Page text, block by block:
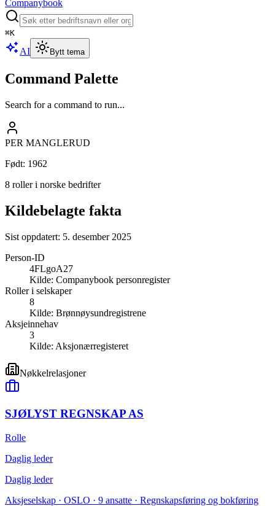
Companybook
⌘K
AI Bytt tema
Command Palette
Search for a command to run...
PER MANGLERUD
Født: 1962
8 roller i norske bedrifter
Kildebelagte fakta
Sist oppdatert: 5. desember 2025
Person-ID
4FLgoA27
Kilde: Companybook personregister
Roller i selskaper
8
Kilde: Brønnøysundregistrene
Aksjeinnehav
3
Kilde: Aksjonærregisteret
Nøkkelrelasjoner
SJØLYST REGNSKAP AS
Rolle
Daglig leder
Daglig leder
Aksjeselskap · OSLO · 9 ansatte · Regnskapsføring og bokføring